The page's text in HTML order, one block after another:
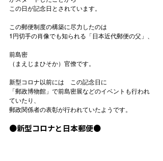
この日が記念日とされています。
この郵便制度の構築に尽力したのは
前島密
（まえじまひそか）官僚です。
新型コロナ以前には　この記念日に
「郵政博物館」で前島密展などのイベントも行われ
ていたり、
郵政関係者の表彰が行われていたようです。
●新型コロナと日本郵便●